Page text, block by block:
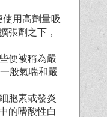
用高劑量吸
張劑之下，
便被稱為嚴
般氣喘和嚴
胞素或發炎
的嗜酸性白